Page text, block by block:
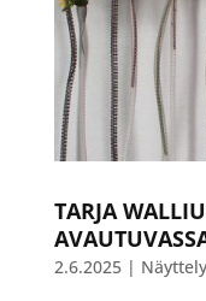
TARJA
2.6.2025|